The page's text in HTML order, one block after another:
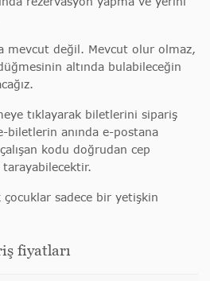
mevcut değil. Mevcut olur olmaz,
altında bulabileceğin
tıklayarak biletlerini sipariş
biletlerin anında e-postana
kodu doğrudan cep
çocuklar sadece bir yetişkin
fiyatları